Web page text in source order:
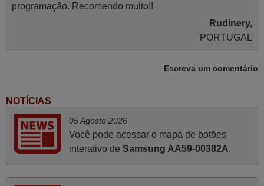
programação. Recomendo muito!!
Rudinery,
PORTUGAL
Junho 2025
Já recebi o comando bem embalado mas não é de
origem mas trabalha bem, obrigada!..
PORTUGAL
Novembro 2025
Escreva um comentário
NOTÍCIAS
05 Agosto 2026
Você pode acessar o mapa de botões
interativo de Samsung AA59-00382A.